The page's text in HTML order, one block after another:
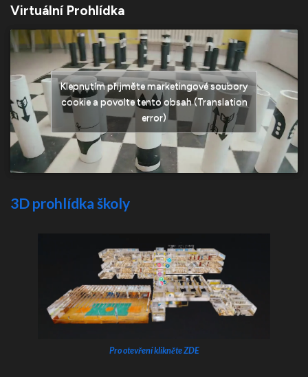
Virtuální Prohlídka
Klepnutím přijměte marketingové soubory
cookie a povolte tento obsah (Translation
error)
3D prohlídka školy
Pro otevření klikněte ZDE